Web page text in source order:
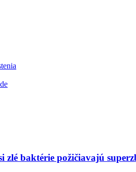
zlé baktérie požičiavajú